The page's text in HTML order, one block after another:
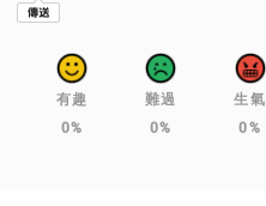
有趣
0%
難過
0%
生氣
0%